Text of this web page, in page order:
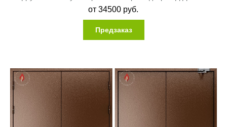
от34500 руб.
Предзаказ